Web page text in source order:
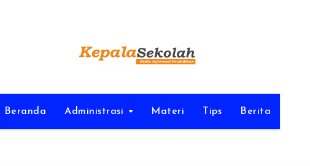
Beranda Administrasi Materi Tips Berita